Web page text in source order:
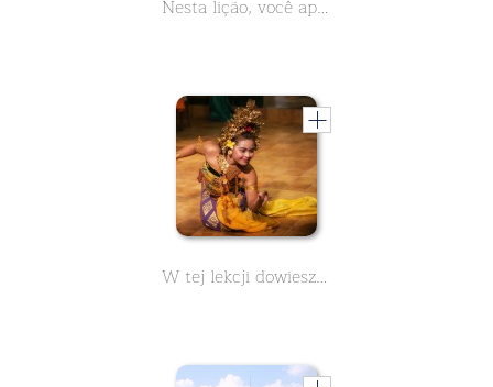
Nesta lição, você aprenderá informações gerais sobre Bali. A ilha da Indonésia é o destino de férias perfeito. Praias de sonho e templos históricos esperam por você
W tej lekcji dowiesz się ogólnych informacji o Bali. Indonezyjska wyspa jest idealnym miejscem na wakacje. Czekają na Ciebie wymarzone plaże i zabytkowe świątynie